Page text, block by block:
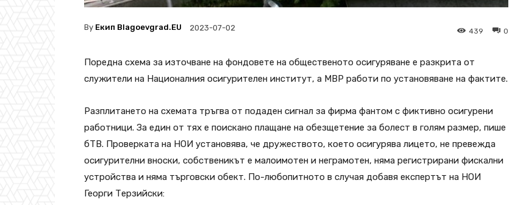
By Екип Blagoevgrad.EU 2023-07-02 0
439
Поредна схема за източване на фондовете на общественото осигуряване е разкрита от
служители на Националния осигурителен институт, а МВР работи по установяване на фактите.
Разплитането на схемата тръгва от подаден сигнал за фирма фантом с фиктивно осигурени
работници. За един от тях е поискано плащане на обезщетение за болест в голям размер, пише
бТВ. Проверката на НОИ установява, че дружеството, което осигурява лицето, не превежда
осигурителни вноски, собственикът е малоимотен и неграмотен, няма регистрирани фискални
устройства и няма търговски обект. По-любопитното в случая добавя експертът на НОИ
Георги Терзийски: